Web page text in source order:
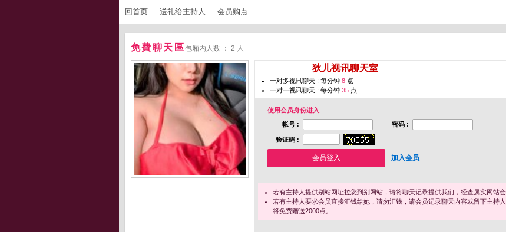
回首页 送礼给主持人 会员购点
免費聊天區包厢内人数 ： 2 人
狄儿视讯聊天室
一对多视讯聊天 : 每分钟 8 点
一对一视讯聊天 : 每分钟 35 点
使用会员身份进入
帐号 :
密码 :
验证码 :
加入会员
若有主持人提供别站网址拉您到别网站，请将聊天记录提供我们，经查属实网站会
若有主持人要求会员直接汇钱给她，请勿汇钱，请会员记录聊天内容或留下主持
将免费赠送2000点。